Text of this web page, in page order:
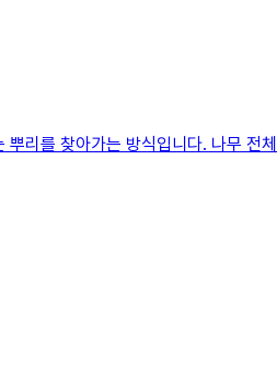
리를 찾아가는 방식입니다. 나무